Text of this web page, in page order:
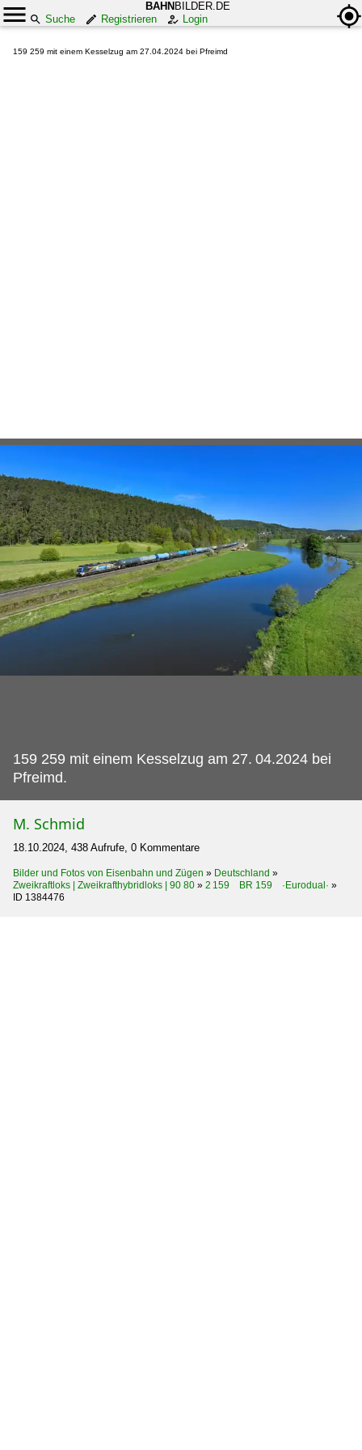
BAHN BILDER.DE
Suche
Registrieren Login
159 259 mit einem Kesselzug am 27.04.2024 bei Pfreimd
159 259 mit einem Kesselzug am 27. 04.2024 bei
Pfreimd.
M. Schmid
18.10.2024, 438 Aufrufe, 0 Kommentare
Bilder und Fotos von Eisenbahn und Zügen » Deutschland »
Zweikraftloks | Zweikrafthybridloks | 90 80 » 2 159 BR 159 ·Eurodual· »
ID 1384476